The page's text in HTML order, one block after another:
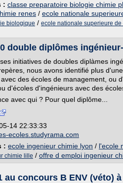
: classe preparatoire biologie chimie
renes / ecole nationale
biologique / ecole nationale superieure
double diplômes
initiatives de doubles diplàmes
nous avons identifié plus
des écoles de management, ou
d'écoles d'ingénieurs avec des
avec qui ? Pour quel diplôme...
14 22:33:33
ecoles.studyrama.com
: ecole ingenieur chimie lyon / l'ecole
chimie lille / offre d emploi ingenieur
au concours B ENV (véto)